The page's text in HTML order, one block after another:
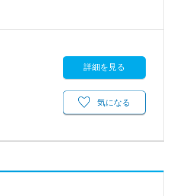
詳細を見る
気になる